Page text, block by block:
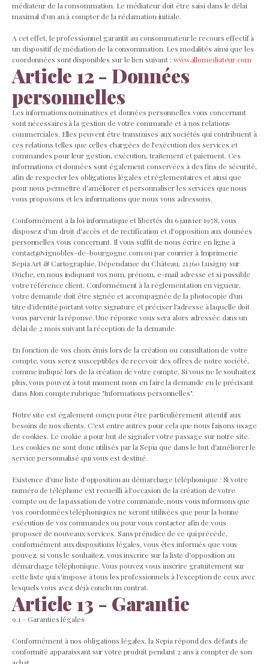
médiateur de la consommation. Le médiateur doit être saisi dans le délai
maximal d’un an à compter de la réclamation initiale.
A cet effet, le professionnel garantit au consommateur le recours effectif à
un dispositif de médiation de la consommation. Les modalités ainsi que les
coordonnées sont disponibles sur le lien suivant : www.allomediateur.com
Article 12 - Données
personnelles
Les informations nominatives et données personnelles vous concernant
sont nécessaires à la gestion de votre commande et à nos relations
commerciales. Elles peuvent être transmises aux sociétés qui contribuent à
ces relations telles que celles chargées de l'exécution des services et
commandes pour leur gestion, exécution, traitement et paiement. Ces
informations et données sont également conservées à des fins de sécurité,
afin de respecter les obligations légales et réglementaires et ainsi que
pour nous permettre d'améliorer et personnaliser les services que nous
vous proposons et les informations que nous vous adressons.
Conformément à la loi informatique et libertés du 6 janvier 1978, vous
disposez d'un droit d'accès et de rectification et d'opposition aux données
personnelles vous concernant. Il vous suffit de nous écrire en ligne à
contact@vignobles-de-bourgogne.com ou par courrier à Imprimerie
Sepia Art & Cartographie, Dépendance du Château, 21360 Lusigny sur
Ouche, en nous indiquant vos nom, prénom, e-mail adresse et si possible
votre référence client. Conformément à la réglementation en vigueur,
votre demande doit être signée et accompagnée de la photocopie d'un
titre d'identité portant votre signature et préciser l'adresse à laquelle doit
vous parvenir la réponse. Une réponse vous sera alors adressée dans un
délai de 2 mois suivant la réception de la demande.
En fonction de vos choix émis lors de la création ou consultation de votre
compte, vous serez susceptibles de recevoir des offres de notre société,
comme indiqué lors de la création de votre compte. Si vous ne le souhaitez
plus, vous pouvez à tout moment nous en faire la demande en le précisant
dans Mon compte rubrique "Informations personnelles".
Notre site est également conçu pour être particulièrement attentif aux
besoins de nos clients. C'est entre autres pour cela que nous faisons usage
de cookies. Le cookie a pour but de signaler votre passage sur notre site.
Les cookies ne sont donc utilisés par la Sepia que dans le but d'améliorer le
service personnalisé qui vous est destiné.
Existence d'une liste d'opposition au démarchage téléphonique : Si votre
numéro de téléphone est recueilli à l'occasion de la création de votre
compte ou de la passation de votre commande, nous vous informons que
vos coordonnées téléphoniques ne seront utilisées que pour la bonne
exécution de vos commandes ou pour vous contacter afin de vous
proposer de nouveaux services. Sans préjudice de ce qui précède,
conformément aux dispositions légales, vous êtes informés que vous
pouvez, si vous le souhaitez, vous inscrire sur la liste d'opposition au
démarchage téléphonique. Vous pouvez vous inscrire gratuitement sur
cette liste qui s'impose à tous les professionnels à l'exception de ceux avec
lesquels vous avez déjà conclu un contrat.
Article 13 - Garantie
9.1 – Garanties légales
Conformément à nos obligations légales, la Sepia répond des défauts de
conformité apparaissant sur votre produit pendant 2 ans à compter de son